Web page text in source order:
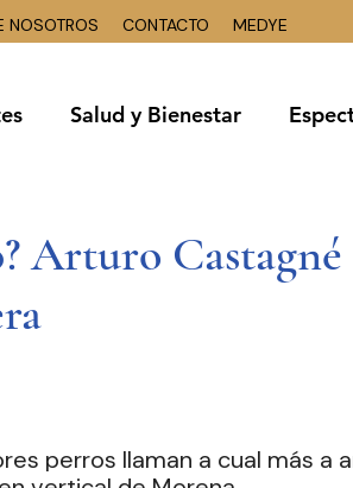
NOSOTROS CONTACTO MEDYE
Salud y Bienestar
El Mundo
Arturo Castagné
perros llaman a cual más a